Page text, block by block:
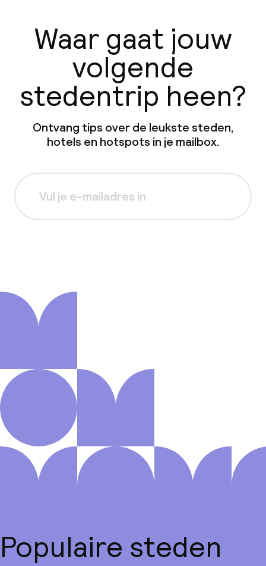
Waar gaat jouw
volgende
stedentrip heen?
Ontvang tips over de leukste steden,
hotels en hotspots in je mailbox.
Populaire steden